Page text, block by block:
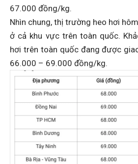
67.000 đồng/kg.
Nhìn chung, thị trường heo hơi
ở cả khu vực trên toàn quốc.
hơi trên toàn quốc đang được
66.000 – 69.000 đồng/kg.